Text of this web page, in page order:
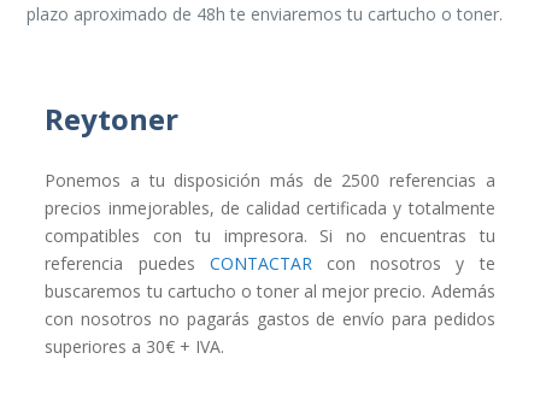
plazo aproximado de 48h te enviaremos tu cartucho o toner.
Reytoner
Ponemos a tu disposición más de 2500 referencias a
precios inmejorables, de calidad certificada y totalmente
compatibles con tu impresora. Si no encuentras tu
referencia puedes CONTACTARcon nosotros y te
buscaremos tu cartucho o toner al mejor precio. Además
con nosotros no pagarás gastos de envío para pedidos
superiores a 30€ + IVA.